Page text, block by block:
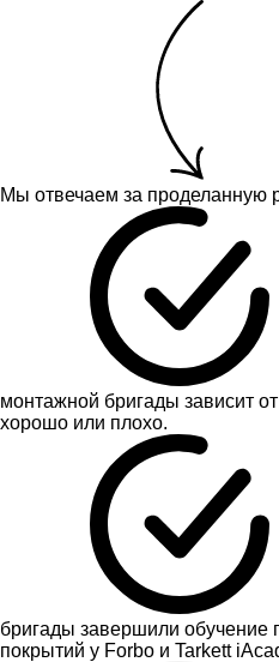
Мы отвечаем за проделанную
монтажной бригады зависит
хорошо или плохо.
бригады завершили обучение
покрытий у Forbo и Tarkett